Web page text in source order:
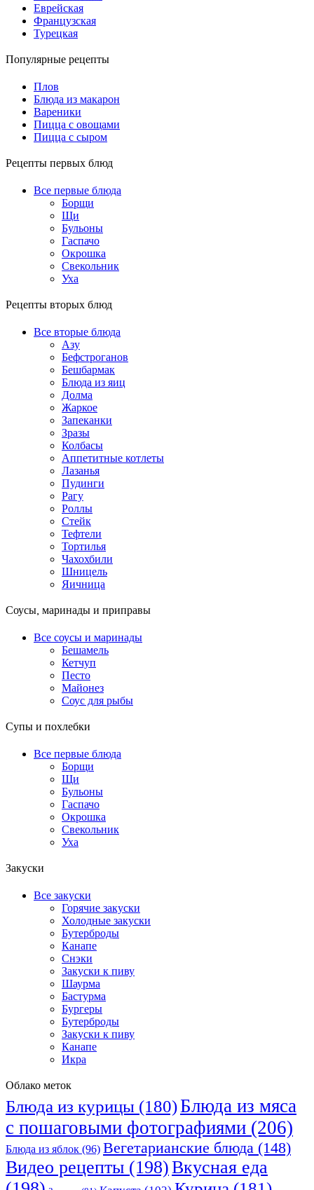
Еврейская
Французская
Турецкая
Популярные рецепты
Плов
Блюда из макарон
Вареники
Пицца с овощами
Пицца с сыром
Рецепты первых блюд
Все первые блюда
Борщи
Щи
Бульоны
Гаспачо
Окрошка
Свекольник
Уха
Рецепты вторых блюд
Все вторые блюда
Азу
Бефстроганов
Бешбармак
Блюда из яиц
Долма
Жаркое
Запеканки
Зразы
Колбасы
Аппетитные котлеты
Лазанья
Пудинги
Рагу
Роллы
Стейк
Тефтели
Тортилья
Чахохбили
Шницель
Яичница
Соусы, маринады и приправы
Все соусы и маринады
Бешамель
Кетчуп
Песто
Майонез
Соус для рыбы
Супы и похлебки
Все первые блюда
Борщи
Щи
Бульоны
Гаспачо
Окрошка
Свекольник
Уха
Закуски
Все закуски
Горячие закуски
Холодные закуски
Бутерброды
Канапе
Снэки
Закуски к пиву
Шаурма
Бастурма
Бургеры
Бутерброды
Закуски к пиву
Канапе
Икра
Облако меток
Блюда из курицы (180)Блюда из мяса
с пошаговыми фотографиями (206)
Блюда из яблок (96) Вегетарианские блюда (148)
Видео рецепты (198)Вкусная еда